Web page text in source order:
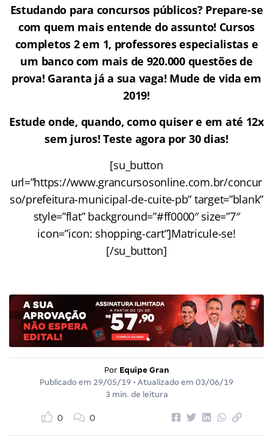
Estudando para concursos públicos? Prepare-se
com quem mais entende do assunto! Cursos
completos 2 em 1, professores especialistas e
um banco com mais de 920.000 questões de
prova! Garanta já a sua vaga! Mude de vida em
2019!
Estude onde, quando, como quiser e em até 12x
sem juros! Teste agora por 30 dias!
[su_button
url=”https://www.grancursosonline.com.br/concur
so/prefeitura-municipal-de-cuite-pb” target=”blank”
style=”flat” background=”#ff0000″ size=”7″
icon=”icon: shopping-cart”]Matricule-se!
[/su_button]
Por Equipe Gran
Publicado em 29/05/19 • Atualizado em 03/06/19
3 min. de leitura
0 0